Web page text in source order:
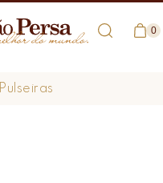
0
Pulseiras